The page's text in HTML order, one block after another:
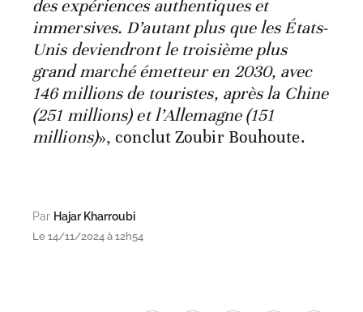
des expériences authentiques et
immersives. D’autant plus que les États-
Unis deviendront le troisième plus
grand marché émetteur en 2030, avec
146 millions de touristes, après la Chine
(251 millions) et l’Allemagne (151
millions)», conclut Zoubir Bouhoute.
Par Hajar Kharroubi
Le 14/11/2024 à 12h54